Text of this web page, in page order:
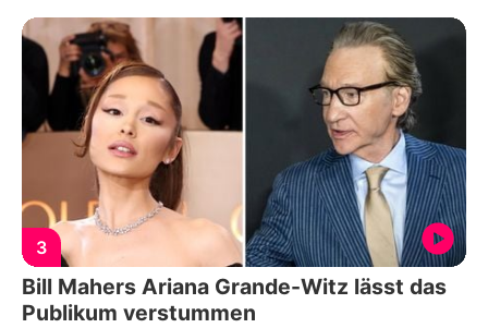
3
Bill Mahers Ariana Grande-Witz lässt das
Publikum verstummen